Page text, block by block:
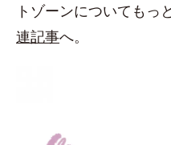
トゾーンについてもっ
連記事へ。